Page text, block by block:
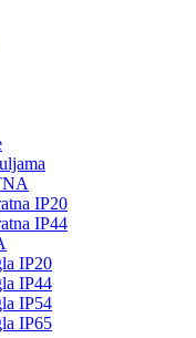
IP20
IP44
IP20
IP44
IP54
IP65